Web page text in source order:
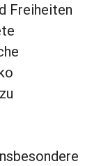
Freiheiten